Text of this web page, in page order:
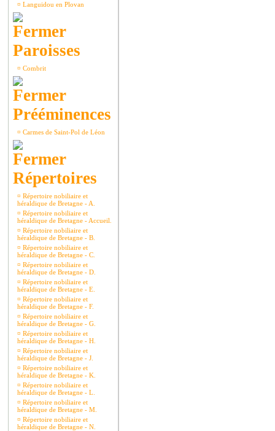
¤ Languidou en Plovan
Paroisses
¤ Combrit
Prééminences
¤ Carmes de Saint-Pol de Léon
Répertoires
¤ Répertoire nobiliaire et
héraldique de Bretagne - A.
¤ Répertoire nobiliaire et
héraldique de Bretagne - Accueil.
¤ Répertoire nobiliaire et
héraldique de Bretagne - B.
¤ Répertoire nobiliaire et
héraldique de Bretagne - C.
¤ Répertoire nobiliaire et
héraldique de Bretagne - D.
¤ Répertoire nobiliaire et
héraldique de Bretagne - E.
¤ Répertoire nobiliaire et
héraldique de Bretagne - F.
¤ Répertoire nobiliaire et
héraldique de Bretagne - G.
¤ Répertoire nobiliaire et
héraldique de Bretagne - H.
¤ Répertoire nobiliaire et
héraldique de Bretagne - J.
¤ Répertoire nobiliaire et
héraldique de Bretagne - K.
¤ Répertoire nobiliaire et
héraldique de Bretagne - L.
¤ Répertoire nobiliaire et
héraldique de Bretagne - M.
¤ Répertoire nobiliaire et
héraldique de Bretagne - N.